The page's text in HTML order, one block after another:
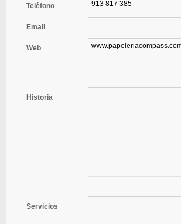
Teléfono
Email
Web
Historia
Servicios